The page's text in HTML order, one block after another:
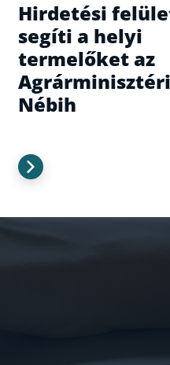
Hirdetési
segíti a helyi
termelőket az
Nébih